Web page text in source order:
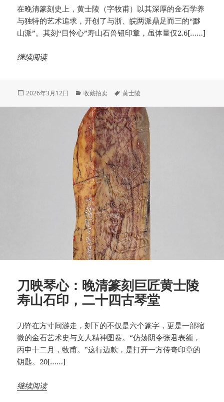
在晚清篆刻史上，黄士陵（字牧甫）以其深厚的金石学养
与独特的艺术追求，开创了与浙、皖两派鼎足而三的“黟
山派”。其刻“目怜心”寿山石兽钮印章，虽体量仅2.6[……]
继续阅读
发
2026年3月12日
分
收藏拍卖
标
黄士陵
刀映琴心：晚清篆刻巨匠黄士陵
寿山石印，二十四古琴堂
刀锋在方寸间游走，刻下的不仅是六个篆字，更是一部缩
微的金石艺术史与文人精神图卷。“仿荡阴令张君表额，
丙申十二月，牧甫。”这行边款，是打开一方传奇印章的
钥匙。20[……]
继续阅读